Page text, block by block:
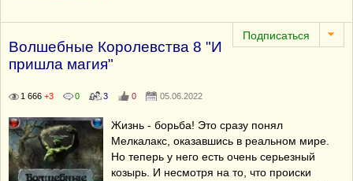
Волшебные Королевства 8 "И
пришла магия"
1 666 +3 0 3 0 05.06.2022
Жизнь - борьба! Это сразу понял
Мелкалакс, оказавшись в реальном мире.
Но теперь у него есть очень серьезный
козырь. И несмотря на то, что происки